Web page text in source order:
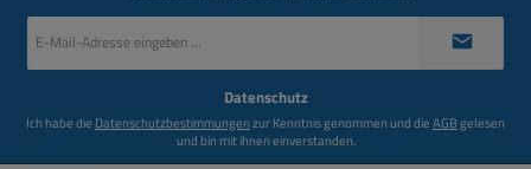
Mail-
Datenschutz
Ich habe die Datenschutzbestimmungenzur Kenntnis genommen und dieAGBgelesen
und bin mit ihnen einverstanden.